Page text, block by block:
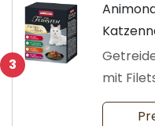
3
mit